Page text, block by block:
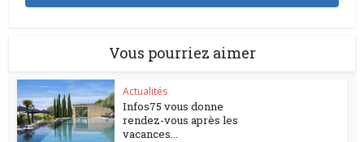
Vous pourriez aimer
Actualités
Infos75 vous donne
rendez-vous après les
vacances...